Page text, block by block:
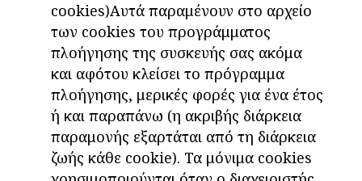
cookies)Αυτά παραμένουν στο αρχείο
των cookies του προγράμματος
πλοήγησης της συσκευής σας ακόμα
και αφότου κλείσει το πρόγραμμα
πλοήγησης, μερικές φορές για ένα έτος
ή και παραπάνω (η ακριβής διάρκεια
παραμονής εξαρτάται από τη διάρκεια
ζωής κάθε cookie). Τα μόνιμα cookies